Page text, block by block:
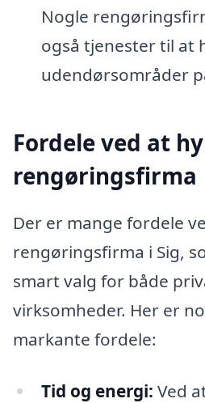
Nogle
også tjenester til at
udendørsområder
Fordele ved at
rengøringsfirma
Der er mange fordele
rengøringsfirma i Sig,
smart valg for både
virksomheder. Her er
markante fordele:
Tid og energi: Ved